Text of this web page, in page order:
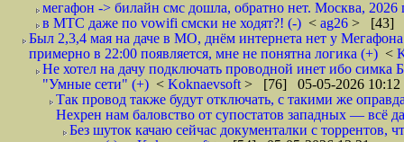
мегафон -> билайн смс дошла, обратно нет. Москва, 2026
в МТС даже по vowifi смски не ходят?! (-) < ag26 > [43]
Был 2,3,4 мая на даче в МО, днём интернета нет у
примерно в 22:00 появляется, мне не понятна логика (+) <
Не хотел на дачу подключать проводной инет ибо симка
"Умные сети" (+) < Koknaevsoft > [76] 05-05-2026 10:12
Так провод также будут отключать, с такими же
Нехрен нам баловство от супостатов западных — всё
Без шуток качаю сейчас документалки с торрентов,